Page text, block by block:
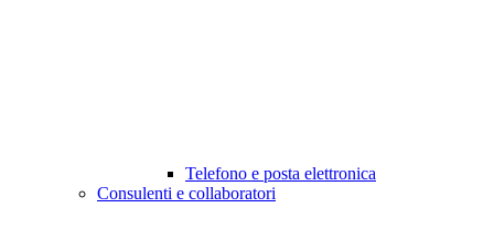
Telefono e posta elettronica
Consulenti e collaboratori